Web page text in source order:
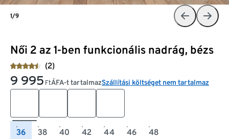
Női 2 az 1-ben funkcionális nadrág, bézs
(2)
9 995 FtÁFA-t tartalmazSzállítási költséget nem tartalmaz
36 38 40 42 44 46 48
1/9